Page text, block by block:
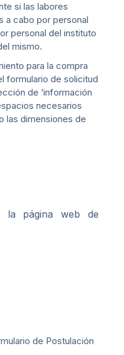
si las labores
a cabo por personal
personal del instituto
mismo.
para la compra
formulario de solicitud
de ‘información
necesarios
las dimensiones de
la página web de
de Postulación